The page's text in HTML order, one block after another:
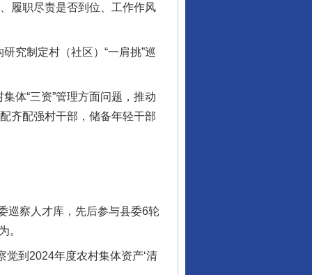
履职尽责是否到位、工作作风
究制定村（社区）“一肩挑”巡
体“三资”管理方面问题，推动
齐配强村干部，储备年轻干部
察人才库，先后参与县委6轮
。
到2024年度农村集体资产‘清